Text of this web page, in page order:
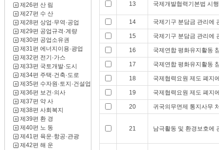
제26편 산 림
제27편 수 산
제28편 상업·무역·공업
제29편 공업규격·계량
제30편 공업소유권
제31편 에너지이용·광업
제32편 전기·가스
제33편 국토개발·도시
제34편 주택·건축·도로
제35편 수자원·토지·건설업
제36편 보건·의사
제37편 약 사
제38편 사회복지
제39편 환 경
제40편 노 동
제41편 육운·항공·관광
제42편 해 운
13 국제개발협력기본법 시
14 국제기구 분담금 관리에
15 국제기구 분담금 관리에
16 국제연합 평화유지활동
17 국제연합 평화유지활동
18 국제협력요원 제도 폐지
19 국제협력요원 제도 폐지
20 귀국의무면제 통지사무
21 남극활동 및 환경보호에